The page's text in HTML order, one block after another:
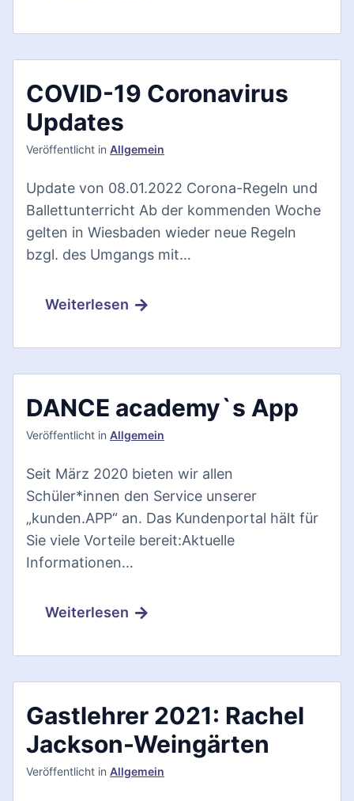
COVID-19 Coronavirus
Updates
Veröffentlicht in Allgemein
Update von 08.01.2022 Corona-Regeln und
Ballettunterricht Ab der kommenden Woche
gelten in Wiesbaden wieder neue Regeln
bzgl. des Umgangs mit…
Weiterlesen
DANCE academy`s App
Veröffentlicht in Allgemein
Seit März 2020 bieten wir allen
Schüler*innen den Service unserer
„kunden.APP“ an. Das Kundenportal hält für
Sie viele Vorteile bereit:Aktuelle
Informationen…
Weiterlesen
Gastlehrer 2021: Rachel
Jackson-Weingärten
Veröffentlicht in Allgemein